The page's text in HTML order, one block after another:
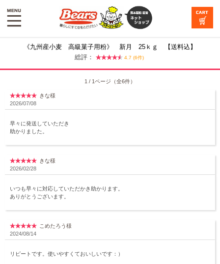
《九州産小麦 高級菓子用粉》 新月 25ｋｇ 【送料込】
総評：
4.7 (6件)
1 / 1ページ（全6件）
きな様
2026/07/08
早々に発送していただき
助かりました。
きな様
2026/02/28
いつも早々に対応していただかき助かります。
ありがとうございます。
こめたろう様
2024/08/14
リピートです。使いやすくておいしいです：）